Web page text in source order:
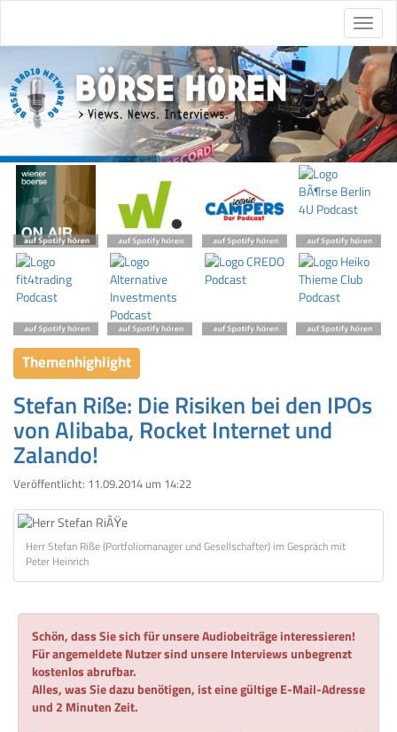
Themenhighlight
Stefan Riße: Die Risiken bei den IPOs
von Alibaba, Rocket Internet und
Zalando!
Veröffentlicht: 11.09.2014 um 14:22
Herr Stefan Riße (Portfoliomanager und Gesellschafter) im Gespräch mit
Peter Heinrich
Schön, dass Sie sich für unsere Audiobeiträge interessieren!
Für angemeldete Nutzer sind unsere Interviews unbegrenzt
kostenlos abrufbar.
Alles, was Sie dazu benötigen, ist eine gültige E-Mail-Adresse
und 2 Minuten Zeit.